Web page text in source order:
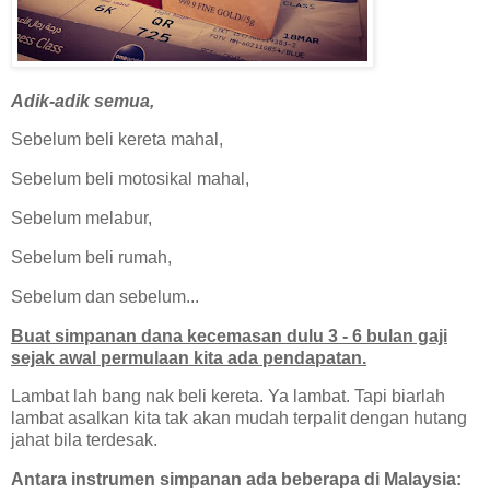
Adik-adik semua,
Sebelum beli kereta mahal,
Sebelum beli motosikal mahal,
Sebelum melabur,
Sebelum beli rumah,
Sebelum dan sebelum...
Buat simpanan dana kecemasan dulu 3 - 6 bulan gaji
sejak awal permulaan kita ada pendapatan.
Lambat lah bang nak beli kereta. Ya lambat. Tapi biarlah
lambat asalkan kita tak akan mudah terpalit dengan hutang
jahat bila terdesak.
Antara instrumen simpanan ada beberapa di Malaysia: